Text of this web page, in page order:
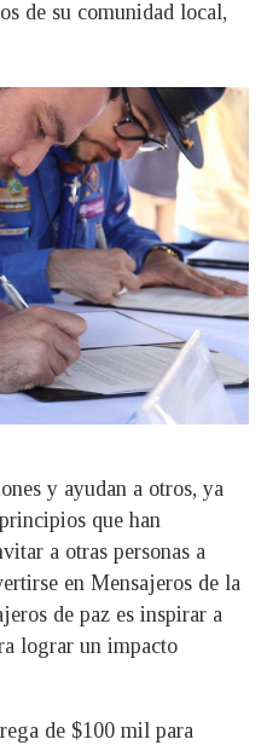
de su comunidad local,
y ayudan a otros, ya
que han
a otras personas a
en Mensajeros de la
de paz es inspirar a
lograr un impacto
de $100 mil para